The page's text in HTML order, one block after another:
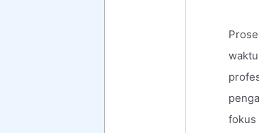
fokus